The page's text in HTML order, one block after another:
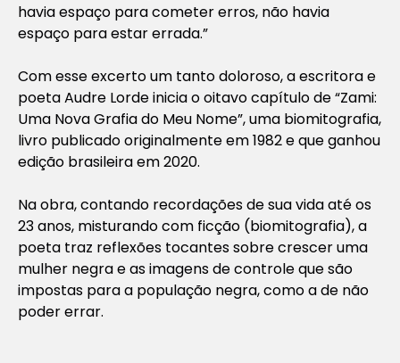
havia espaço para cometer erros, não havia
espaço para estar errada.”
Com esse excerto um tanto doloroso, a escritora e
poeta Audre Lorde inicia o oitavo capítulo de “Zami:
Uma Nova Grafia do Meu Nome”, uma biomitografia,
livro publicado originalmente em 1982 e que ganhou
edição brasileira em 2020.
Na obra, contando recordações de sua vida até os
23 anos, misturando com ficção (biomitografia), a
poeta traz reflexões tocantes sobre crescer uma
mulher negra e as imagens de controle que são
impostas para a população negra, como a de não
poder errar.